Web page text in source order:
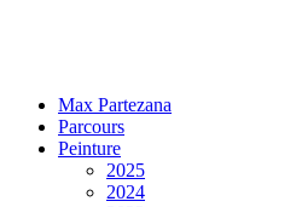
Max Partezana
Parcours
Peinture
2025
2024